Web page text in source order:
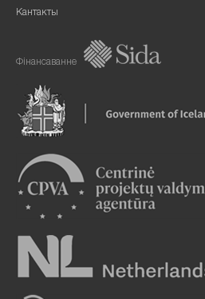
Кантакты
Фінансаванне